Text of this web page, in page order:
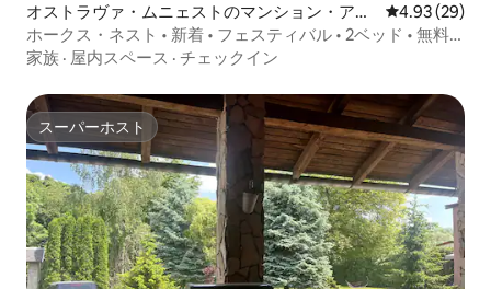
オストラヴァ・ムニェストのマンション・アパ
ート
レビュー29
4.93 (29)
ホークス・ネスト • 新着 • フェスティバル • 2ベッド • 無料
駐車場
家族 · 屋内スペース · チェックイン
スーパーホスト
スーパーホスト